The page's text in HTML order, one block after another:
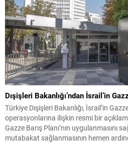
Dışişleri Bakanlığı’ndan İsrail’in
Türkiye Dışişleri Bakanlığı, İsrail’in
operasyonlarına ilişkin resmi bir
Gazze Barış Planı’nın uygulanmasını
mutabakat sağlanmasının hemen